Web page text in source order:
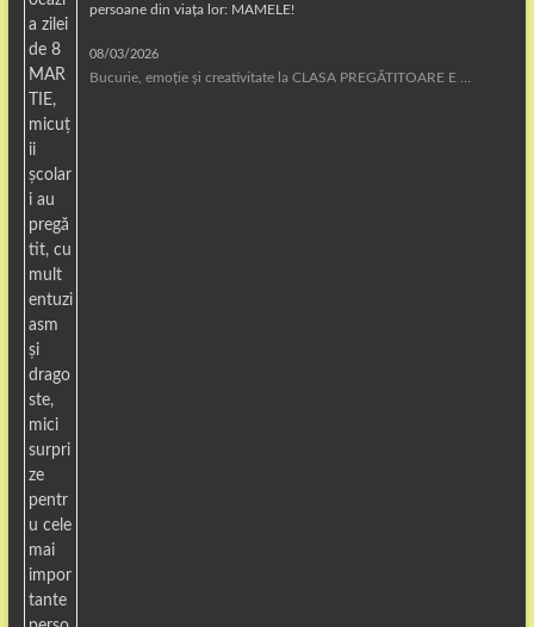
persoane din viața lor: MAMELE!
08/03/2026
Bucurie, emoție și creativitate la CLASA PREGĂTITOARE E …